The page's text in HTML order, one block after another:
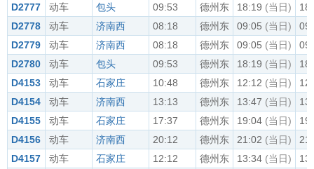
D2777
动车 包头 09:53 德州东 18:19 (当日)
D2778
动车 济南西 08:18 德州东 09:05 (当日)
D2779
动车 济南西 08:18 德州东 09:05 (当日)
D2780
动车 包头 09:53 德州东 18:19 (当日)
D4153
动车 石家庄 10:48 德州东 12:12 (当日)
D4154
动车 济南西 13:13 德州东 13:47 (当日)
D4155
动车 石家庄 17:37 德州东 19:04 (当日)
D4156
动车 济南西 20:12 德州东 21:02 (当日)
D4157
动车 石家庄 12:12 德州东 13:34 (当日)